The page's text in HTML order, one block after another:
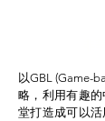
以GBL (Game-
略，利用有趣
堂打造成可以